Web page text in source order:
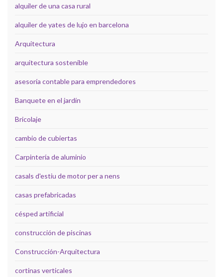
alquiler de una casa rural
alquiler de yates de lujo en barcelona
Arquitectura
arquitectura sostenible
asesoría contable para emprendedores
Banquete en el jardín
Bricolaje
cambio de cubiertas
Carpintería de aluminio
casals d'estiu de motor per a nens
casas prefabricadas
césped artificial
construcción de piscinas
Construcción-Arquitectura
cortinas verticales